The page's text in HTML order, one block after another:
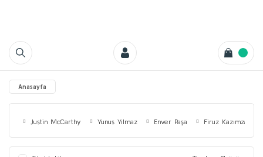
Anasayfa
Justin McCarthy Yunus Yılmaz Enver Paşa Firuz Kazımzade